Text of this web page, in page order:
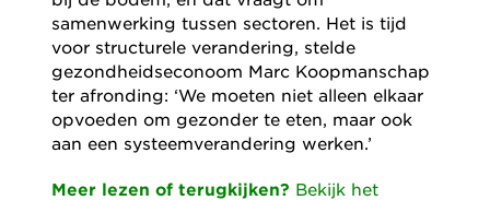
samenwerking tussen sectoren. Het is tijd
voor structurele verandering, stelde
gezondheidseconoom Marc Koopmanschap
ter afronding: ‘We moeten niet alleen elkaar
opvoeden om gezonder te eten, maar ook
aan een systeemverandering werken.’
Meer lezen of terugkijken? Bekijk het